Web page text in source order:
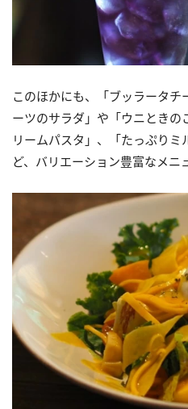
このほかにも、「ブッラータチ
ーツのサラダ」や「ウニときの
リームパスタ」、「たっぷり
ど、バリエーション豊富なメニ